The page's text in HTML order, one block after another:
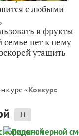
с любыми
и фрукты
семье нет к нему
утащить
«Конкурс
11